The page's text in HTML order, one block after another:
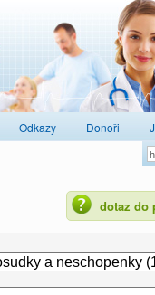
Odkazy Donoři
dotaz do